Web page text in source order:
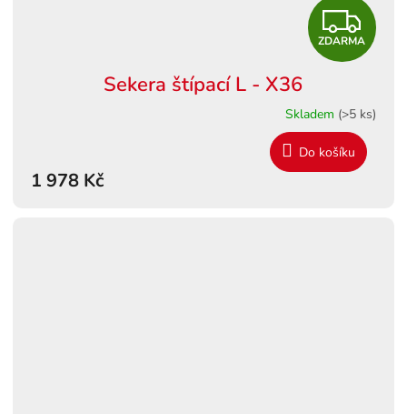
Z
D
R
M
ZDARMA
Sekera štípací L - X36
Skladem (>5 ks)
1 978 Kč
Do košíku